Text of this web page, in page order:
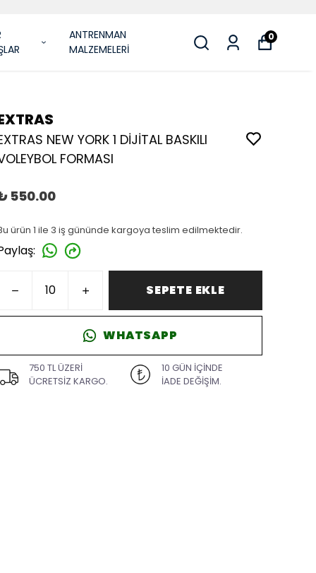
ANTRENMAN
MALZEMELERİ
0
NEW YORK 1 DİJİTAL BASKILI
FORMASI
550.00
ürün 1 ile 3 iş gününde kargoya teslim edilmektedir.
:
SEPETE EKLE
WHATSAPP
750 TL ÜZERİ
ÜCRETSİZ KARGO.
10 GÜN İÇİNDE
İADE DEĞİŞİM.